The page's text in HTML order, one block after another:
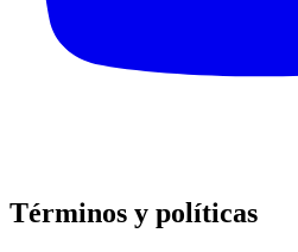
Términos y políticas